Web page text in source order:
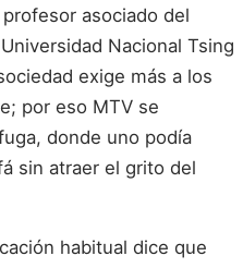
asociado del
Nacional Tsing
exige más a los
por eso MTV se
donde uno podía
sin atraer el grito del
habitual dice que